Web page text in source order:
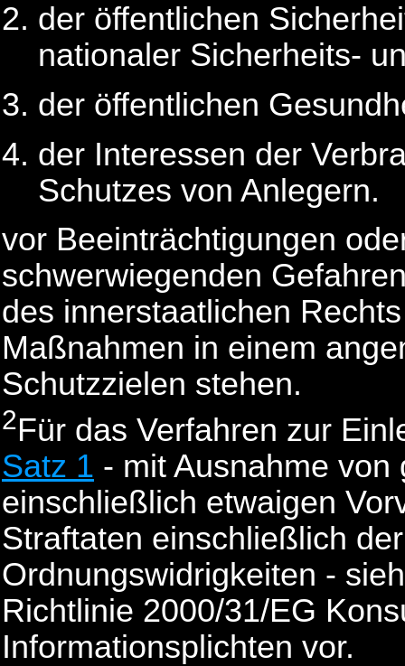
der öffentlichen
nationaler Sicherheits-
der öffentlichen
der Interessen der
Schutzes von Anlegern.
vor Beeinträchtigungen
schwerwiegenden
des innerstaatlichen
Maßnahmen in einem
Schutzzielen stehen.
2Für das Verfahren zur
Satz 1 - mit Ausnahme von
einschließlich etwaigen
Straftaten einschließlich
Ordnungswidrigkeiten -
Richtlinie 2000/31/EG
Informationsplichten vor.